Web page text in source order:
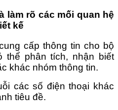
làm rõ các mối quan hệ
kế
cấp thông tin cho bộ
thể phân tích, nhận biết
khác nhóm thông tin.
các số điện thoại khác
tiêu đề.